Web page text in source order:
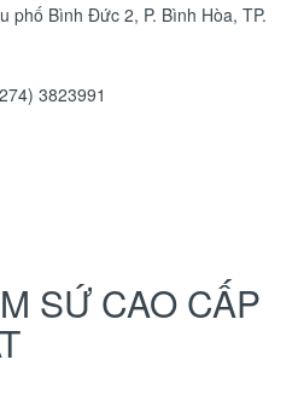
phố Bình Đức 2, P. Bình Hòa, TP.
3823991
SỨ CAO CẤP